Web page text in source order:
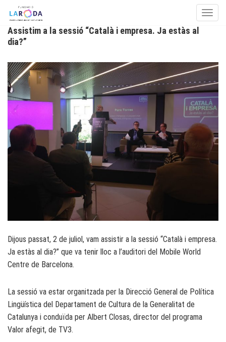
Skip to content
Assistim a la sessió “Català i empresa. Ja estàs al
dia?”
Dijous passat, 2 de juliol, vam assistir a la sessió “Català i empresa.
Ja estàs al dia?” que va tenir lloc a l’auditori del Mobile World
Centre de Barcelona.
La sessió va estar organitzada per la Direcció General de Política
Lingüística del Departament de Cultura de la Generalitat de
Catalunya i conduïda per Albert Closas, director del programa
Valor afegit, de TV3.